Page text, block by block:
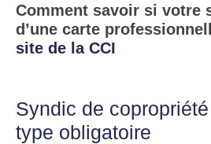
Comment savoir si votre
d’une carte
site de la CCI
Syndic de
type obligatoire